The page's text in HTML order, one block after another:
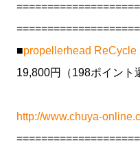
■propellerhead ReCycle
19,800円（198ポイント
http://www.chuya-